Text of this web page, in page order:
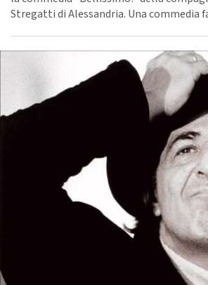
Stregatti di Alessandria. Una commedia